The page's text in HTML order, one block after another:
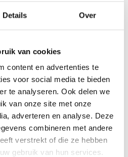
Details Over
van cookies
content en advertenties te
voor social media te bieden
te analyseren. Ook delen we
van onze site met onze
adverteren en analyse. Deze
combineren met andere
verstrekt of die ze hebben
gebruik van hun services.
vrijwillige inzet